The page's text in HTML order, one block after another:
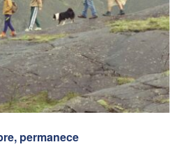
permanece